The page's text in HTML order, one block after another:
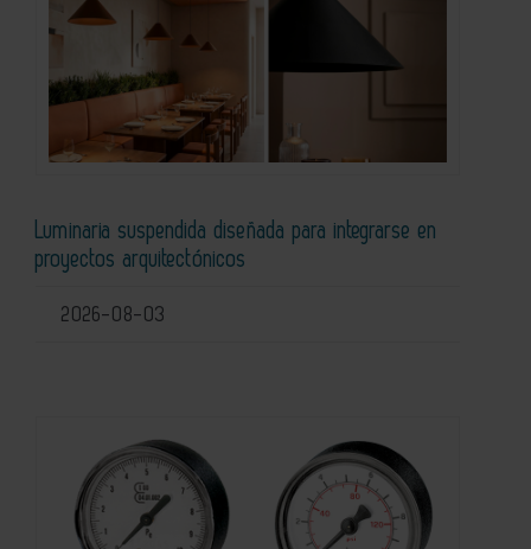
Luminaria suspendida diseñada para integrarse en
proyectos arquitectónicos
2026-08-03